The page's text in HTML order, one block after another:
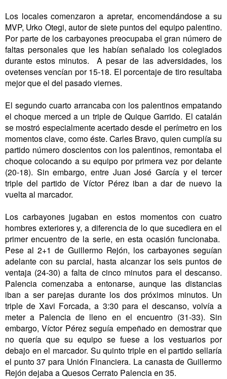
Los locales comenzaron a apretar, encomendándose a su
MVP, Urko Otegi, autor de siete puntos del equipo palentino.
Por parte de los carbayones preocupaba el gran número de
faltas personales que les habían señalado los colegiados
durante estos minutos. A pesar de las adversidades, los
ovetenses vencían por 15-18. El porcentaje de tiro resultaba
mejor que el del pasado viernes.
El segundo cuarto arrancaba con los palentinos empatando
el choque merced a un triple de Quique Garrido. El catalán
se mostró especialmente acertado desde el perímetro en los
momentos clave, como éste. Carles Bravo, quien cumplía su
partido número doscientos con los palentinos, remontaba el
choque colocando a su equipo por primera vez por delante
(20-18). Sin embargo, entre Juan José García y el tercer
triple del partido de Víctor Pérez iban a dar de nuevo la
vuelta al marcador.
Los carbayones jugaban en estos momentos con cuatro
hombres exteriores y, a diferencia de lo que sucediera en el
primer encuentro de la serie, en esta ocasión funcionaba.
Pese al 2+1 de Guillermo Rejón, los carbayones seguían
adelante con su parcial, hasta alcanzar los seis puntos de
ventaja (24-30) a falta de cinco minutos para el descanso.
Palencia comenzaba a entonarse, aunque las distancias
iban a ser parejas durante los dos próximos minutos. Un
triple de Xavi Forcada, a 3:30 para el descanso, volvía a
meter a Palencia de lleno en el encuentro (31-33). Sin
embargo, Víctor Pérez seguía empeñado en demostrar que
no quería que su equipo se fuese a los vestuarios por
debajo en el marcador. Su quinto triple en el partido sellaría
el punto 37 para Unión Financiera. La canasta de Guillermo
Rejón dejaba a Quesos Cerrato Palencia en 35.